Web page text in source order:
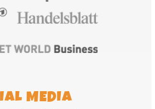
MEDIA